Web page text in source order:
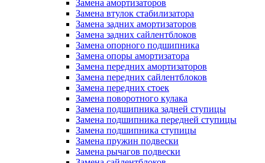
Замена амортизаторов
Замена втулок стабилизатора
Замена задних амортизаторов
Замена задних сайлентблоков
Замена опорного подшипника
Замена опоры амортизатора
Замена передних амортизаторов
Замена передних сайлентблоков
Замена передних стоек
Замена поворотного кулака
Замена подшипника задней ступицы
Замена подшипника передней ступицы
Замена подшипника ступицы
Замена пружин подвески
Замена рычагов подвески